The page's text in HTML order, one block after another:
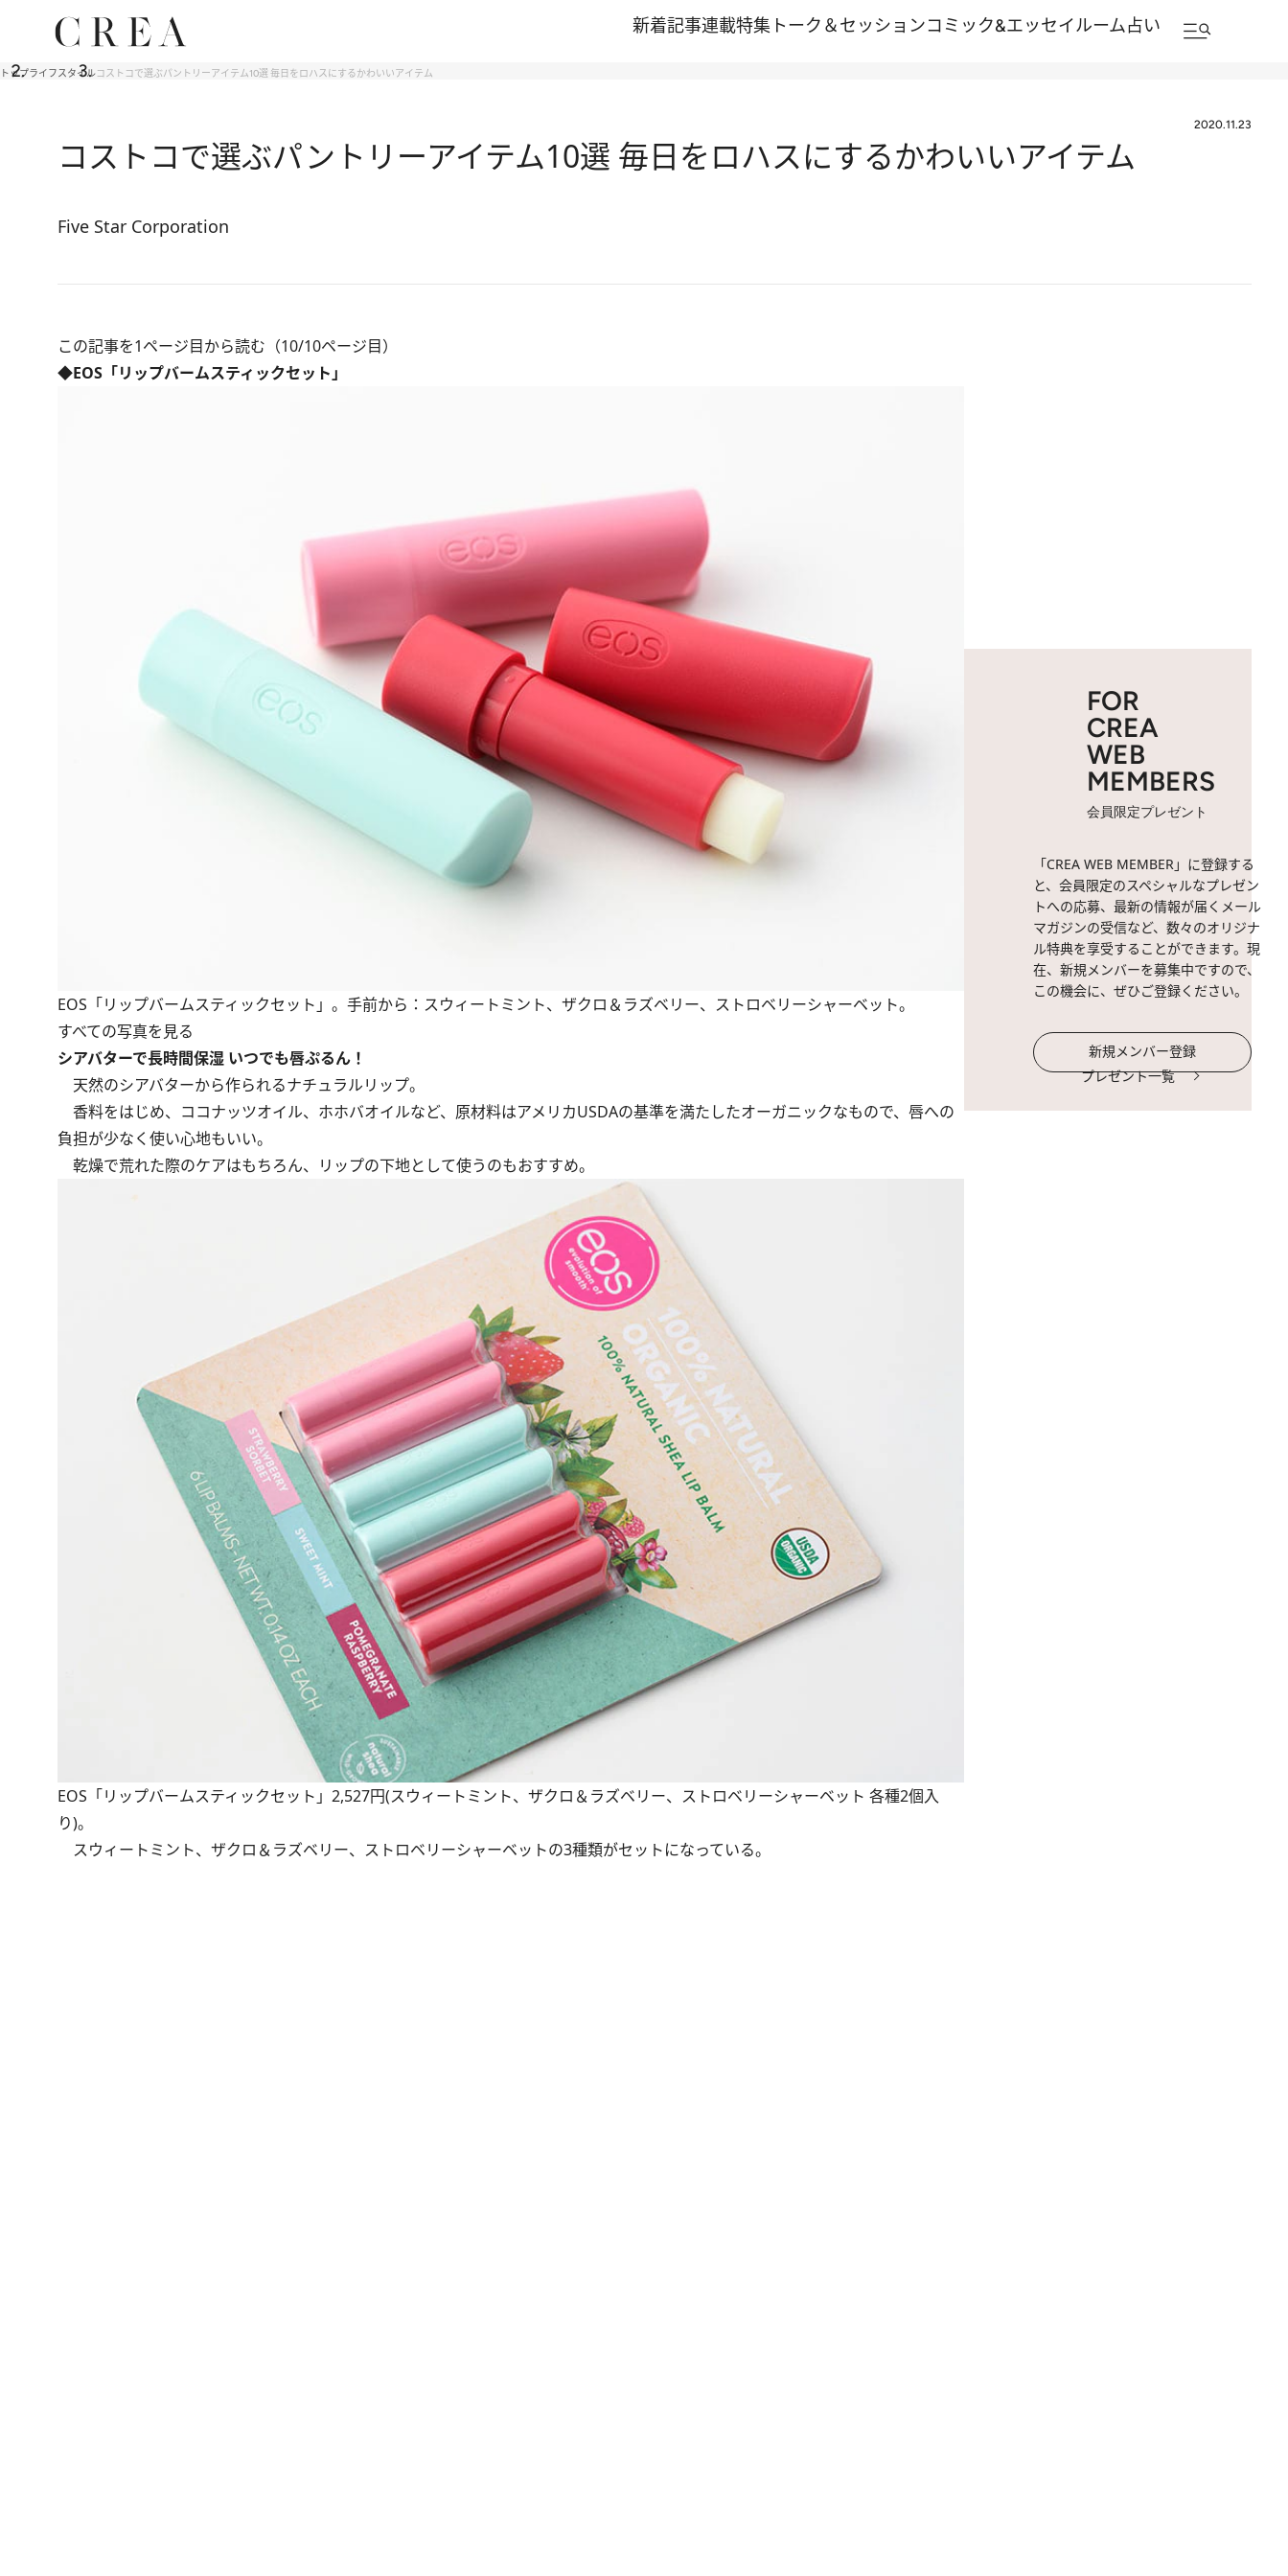
新着記事連載特集 トーク＆セッションコミック&エッセイルーム占い
トップライフスタイルコストコで選ぶパントリーアイテム10選 毎日をロハスにするかわいいアイテム
2020.11.23
コストコで選ぶパントリーアイテム10選 毎日をロハスにするかわいいアイテム
Five Star Corporation
この記事を1ページ目から読む（10/10ページ目）
◆EOS「リップバームスティックセット」
EOS「リップバームスティックセット」。手前から：スウィートミント、ザクロ＆ラズベリー、ストロベリーシャーベット。
すべての写真を見る
シアバターで長時間保湿 いつでも唇ぷるん！
天然のシアバターから作られるナチュラルリップ。
香料をはじめ、ココナッツオイル、ホホバオイルなど、原材料はアメリカUSDAの基準を満たしたオーガニックなもので、唇への
負担が少なく使い心地もいい。
乾燥で荒れた際のケアはもちろん、リップの下地として使うのもおすすめ。
EOS「リップバームスティックセット」2,527円(スウィートミント、ザクロ＆ラズベリー、ストロベリーシャーベット 各種2個入
り)。
スウィートミント、ザクロ＆ラズベリー、ストロベリーシャーベットの3種類がセットになっている。
FOR
CREA
WEB
MEMBERS
会員限定プレゼント
「CREA WEB MEMBER」に登録する
と、会員限定のスペシャルなプレゼン
トへの応募、最新の情報が届くメール
マガジンの受信など、数々のオリジナ
ル特典を享受することができます。現
在、新規メンバーを募集中ですので、
この機会に、ぜひご登録ください。
新規メンバー登録
プレゼント一覧